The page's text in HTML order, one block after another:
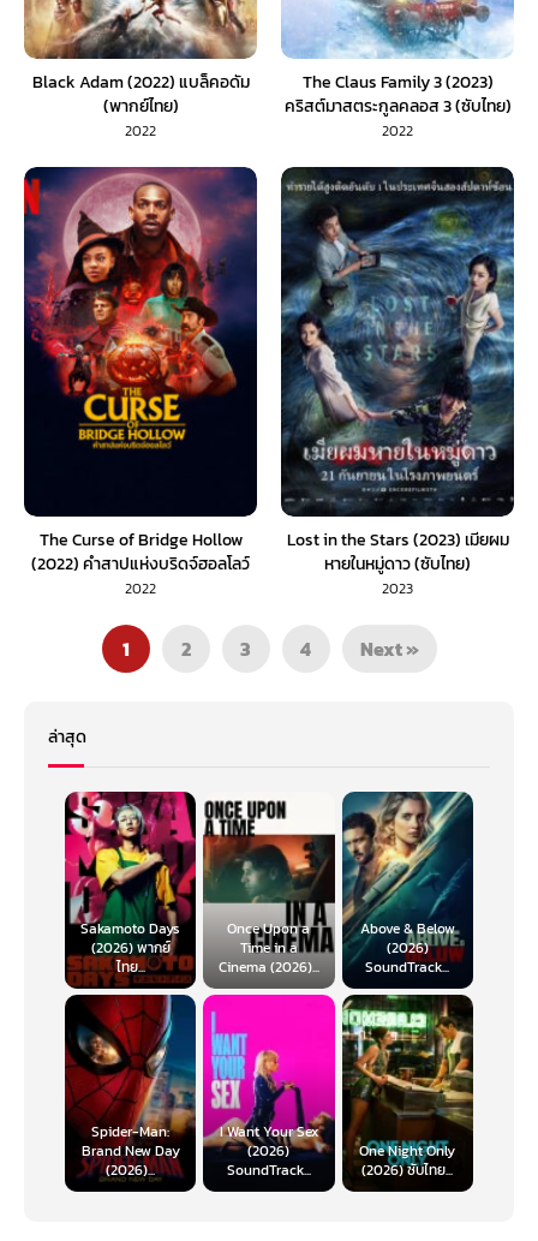
Black Adam (2022) แบล็คอดัม
(พากย์ไทย)
2022
The Claus Family 3 (2023)
คริสต์มาสตระกูลคลอส 3 (ซับไทย)
2022
The Curse of Bridge Hollow
(2022) คำสาปแห่งบริดจ์ฮอลโลว์
(พากย์ไทย)
2022
Lost in the Stars (2023) เมียผม
หายในหมู่ดาว (ซับไทย)
2023
1 2 3 4 Next »
ล่าสุด
Sakamoto Days
(2026) พากย์
ไทย...
Once Upon a
Time in a
Cinema (2026)...
Above & Below
(2026)
SoundTrack...
Spider-Man:
Brand New Day
(2026)...
I Want Your Sex
(2026)
SoundTrack...
One Night Only
(2026) ซับไทย...